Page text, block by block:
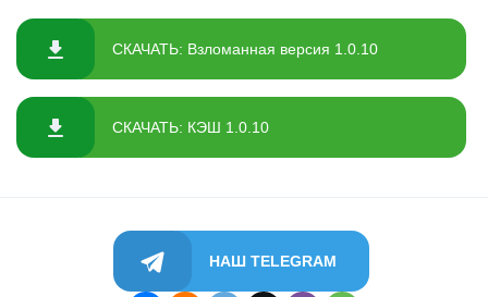
СКАЧАТЬ: Взломанная версия 1.0.10
СКАЧАТЬ: КЭШ 1.0.10
НАШ TELEGRAM